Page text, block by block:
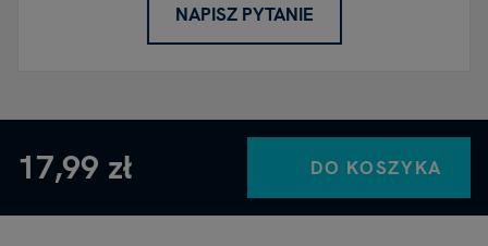
NAPISZ PYTANIE
17,99 zł DO KOSZYKA